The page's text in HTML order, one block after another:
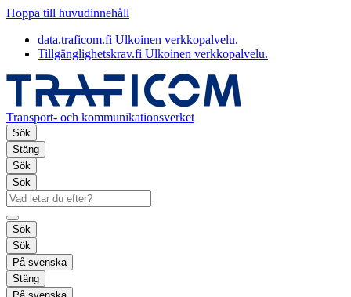
Hoppa till huvudinnehåll
data.traficom.fi Ulkoinen verkkopalvelu.
Tillgänglighetskrav.fi Ulkoinen verkkopalvelu.
Transport- och kommunikationsverket
Sök
Stäng
Sök
Sök
Sök
Sök
På svenska
Stäng